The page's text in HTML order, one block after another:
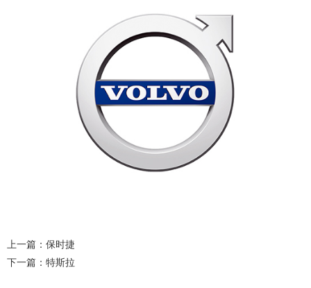
上一篇： 保时捷
下一篇： 特斯拉